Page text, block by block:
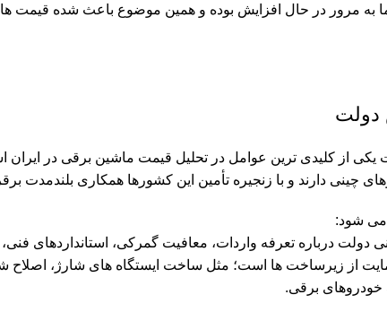
به مرور در حال افزایش بوده و همین موضوع باعث شده قیمت ها
دولت
از کلیدی ترین عوامل در تحلیل قیمت ماشین برقی در
چینی دارند و با زنجیره تأمین این کشورها همکاری بلندمدت
شود:
درباره تعرفه واردات، معافیت گمرکی، استانداردهای
از زیرساخت ها است؛ مثل ساخت ایستگاه های شارژ، اصلاح
برقی.